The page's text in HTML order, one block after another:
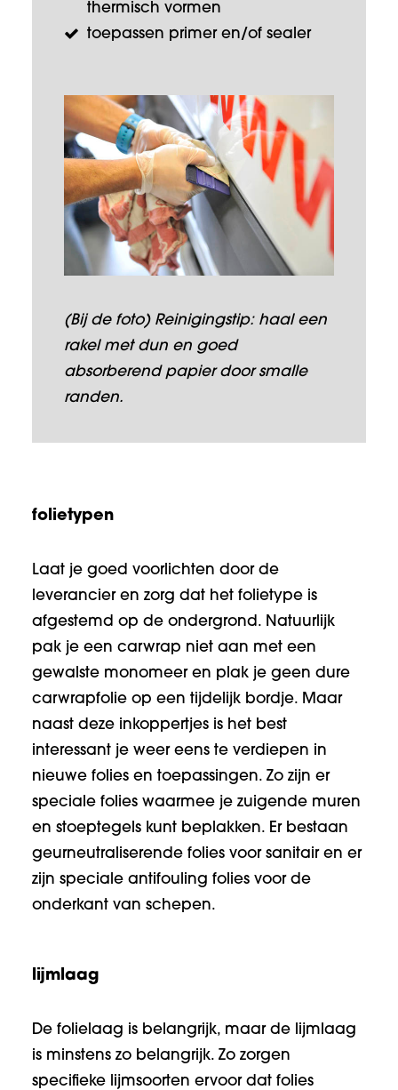
thermisch vormen
toepassen primer en/of sealer
(Bij de foto) Reinigingstip: haal een
rakel met dun en goed
absorberend papier door smalle
randen.
folietypen
Laat je goed voorlichten door de
leverancier en zorg dat het folietype is
afgestemd op de ondergrond. Natuurlijk
pak je een carwrap niet aan met een
gewalste monomeer en plak je geen dure
carwrapfolie op een tijdelijk bordje. Maar
naast deze inkoppertjes is het best
interessant je weer eens te verdiepen in
nieuwe folies en toepassingen. Zo zijn er
speciale folies waarmee je zuigende muren
en stoeptegels kunt beplakken. Er bestaan
geurneutraliserende folies voor sanitair en er
zijn speciale antifouling folies voor de
onderkant van schepen.
lijmlaag
De folielaag is belangrijk, maar de lijmlaag
is minstens zo belangrijk. Zo zorgen
specifieke lijmsoorten ervoor dat folies